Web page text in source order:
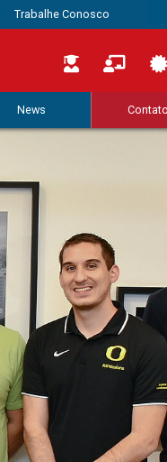
Trabalhe Conosco
News